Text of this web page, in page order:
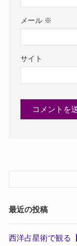
メール ※
サイト
最近の投稿
西洋占星術で観る